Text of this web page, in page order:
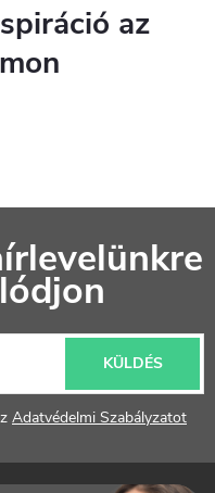
az
Adatvédelmi Szabályzatot
KÜLDÉS